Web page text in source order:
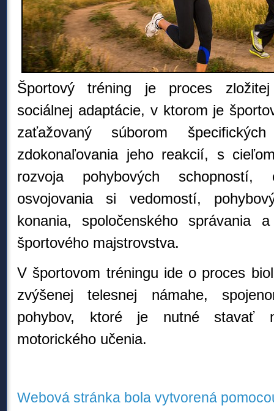
Športový tréning je proces zložitej
sociálnej adaptácie, v ktorom je
zaťažovaný súborom
zdokonaľovania jeho reakcií, s
rozvoja pohybových schopností,
osvojovania si vedomostí,
konania, spoločenského správania
športového majstrovstva.
V športovom tréningu ide o proces
zvýšenej telesnej námahe,
pohybov, ktoré je nutné stavať
motorického učenia.
Webová stránka bola vytvorená